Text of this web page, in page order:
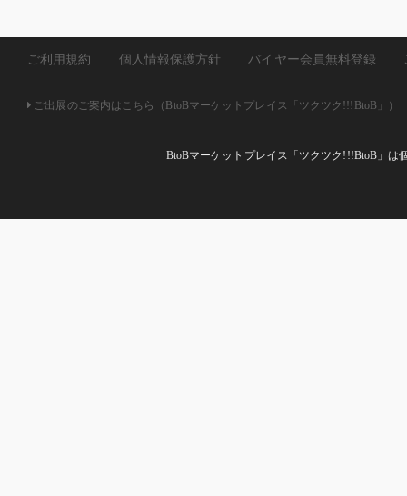
ご利用規約 個人情報保護方針 バイヤー会員無料登録
ご出展のご案内はこちら（BtoBマーケットプレイス「ツクツク!!!BtoB」）
BtoBマーケットプレイス「ツクツク!!!BtoB」は